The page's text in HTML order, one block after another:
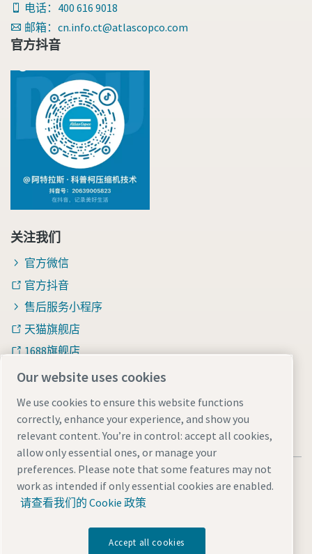
电话：400 616 9018
邮箱：cn.info.ct@atlascopco.com
官方抖音
关注我们
官方微信
官方抖音
售后服务小程序
天猫旗舰店
1688旗舰店
知乎
法律和隐私声明 Manage cookies 网站地图
沪ICP备15004877号-1沪公网安备 31010602005937号
© 2026 阿特拉斯·科普柯（中国）投资有限公司
Our website uses cookies
We use cookies to ensure this website functions
correctly, enhance your experience, and show you
relevant content. You’re in control: accept all cookies,
allow only essential ones, or manage your
preferences. Please note that some features may not
work as intended if only essential cookies are enabled.
请查看我们的 Cookie 政策
Accept all cookies